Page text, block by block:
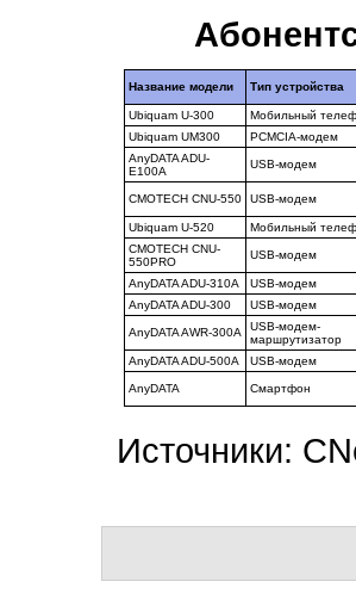
Название модели Тип устройства
Ubiquam U-300
Мобильный
Ubiquam UM300
PCMCIA-модем
AnyDATA ADU-
E100A
USB-модем
CMOTECH CNU-550 USB-модем
Ubiquam U-520
Мобильный
CMOTECH CNU-
550PRO
USB-модем
AnyDATA ADU-310A
USB-модем
AnyDATA ADU-300
USB-модем
AnyDATA AWR-300A
USB-модем-
маршрутизатор
AnyDATA ADU-500A
USB-модем
AnyDATA Смартфон
Источники: